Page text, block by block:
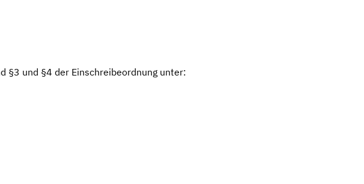
§3 und §4 der Einschreibeordnung unter: